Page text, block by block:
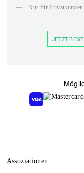
— Nur für Privatkunden
JETZT
Assoziationen